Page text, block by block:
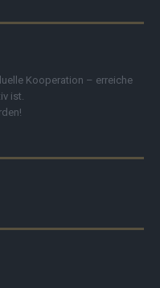
Kooperation – erreiche
ist.